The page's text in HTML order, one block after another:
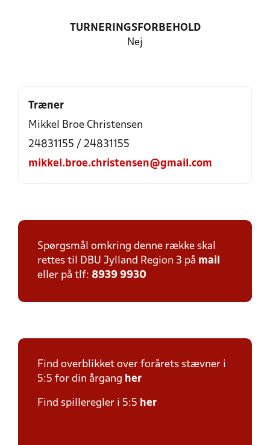
TURNERINGSFORBEHOLD
Nej
Træner
Mikkel Broe Christensen
24831155 / 24831155
mikkel.broe.christensen@gmail.com
Spørgsmål omkring denne række skal
rettes til DBU Jylland Region 3 på mail
eller på tlf: 8939 9930
Find overblikket over forårets stævner i
5:5 for din årgang her
Find spilleregler i 5:5 her